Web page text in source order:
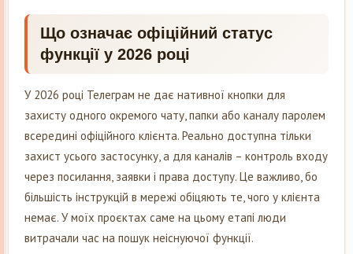
Що означає офіційний статус
функції у 2026 році
У 2026 році Телеграм не дає нативної кнопки для
захисту одного окремого чату, папки або каналу паролем
всередині офіційного клієнта. Реально доступна тільки
захист усього застосунку, а для каналів – контроль входу
через посилання, заявки і права доступу. Це важливо, бо
більшість інструкцій в мережі обіцяють те, чого у клієнта
немає. У моїх проєктах саме на цьому етапі люди
витрачали час на пошук неіснуючої функції.